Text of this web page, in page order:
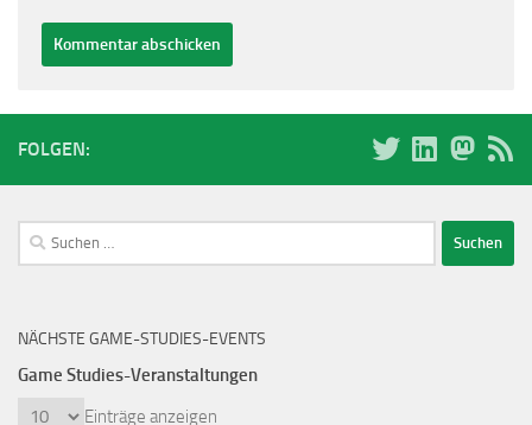
FOLGEN:
Suchen
nach:
NÄCHSTE GAME-STUDIES-EVENTS
Game Studies-Veranstaltungen
Einträge anzeigen